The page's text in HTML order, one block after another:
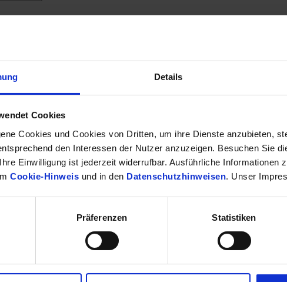
Details
Cookies
Cookies und Cookies von Dritten, um ihre Dienste anzubieten,
den Interessen der Nutzer anzuzeigen. Besuchen Sie
Einwilligung ist jederzeit widerrufbar. Ausführliche Informationen
Cookie-Hinweis und in den Datenschutzhinweisen. Unser
Präferenzen Statistiken